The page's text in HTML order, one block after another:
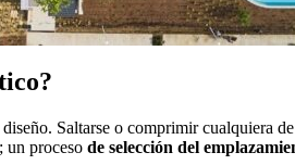
Saltarse o comprimir cualquiera
un proceso de selección del